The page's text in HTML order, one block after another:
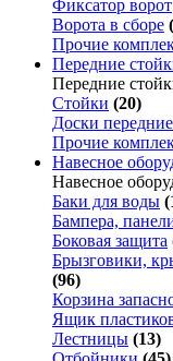
Фиксатор ворот
Ворота в сборе
Прочие
Передние
Передние
Стойки (20)
Доски передние
Прочие
Навесное
Навесное
Баки для воды
Бампера,
Боковая защита
Брызговики,
(96)
Корзина
Ящик
Лестницы (13)